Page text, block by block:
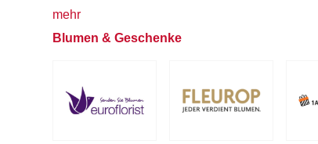
mehr
Blumen & Geschenke